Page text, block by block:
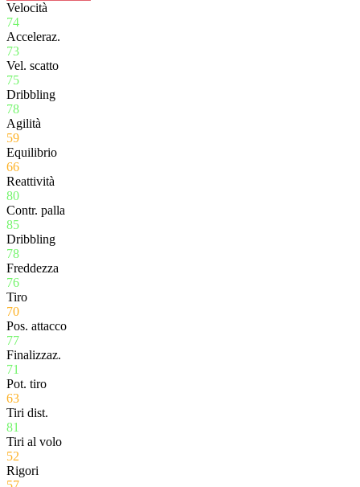
Velocità
74
Acceleraz.
73
Vel. scatto
75
Dribbling
78
Agilità
59
Equilibrio
66
Reattività
80
Contr. palla
85
Dribbling
78
Freddezza
76
Tiro
70
Pos. attacco
77
Finalizzaz.
71
Pot. tiro
63
Tiri dist.
81
Tiri al volo
52
Rigori